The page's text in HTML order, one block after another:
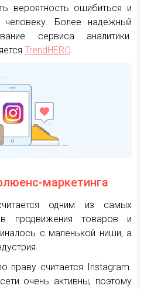
вероятность ошибиться и
Более надежный
сервиса аналитики.
TrendHERO.
маркетинга
одним из самых
продвижения товаров и
с маленькой ниши, а
праву считается Instagram.
очень активны, поэтому